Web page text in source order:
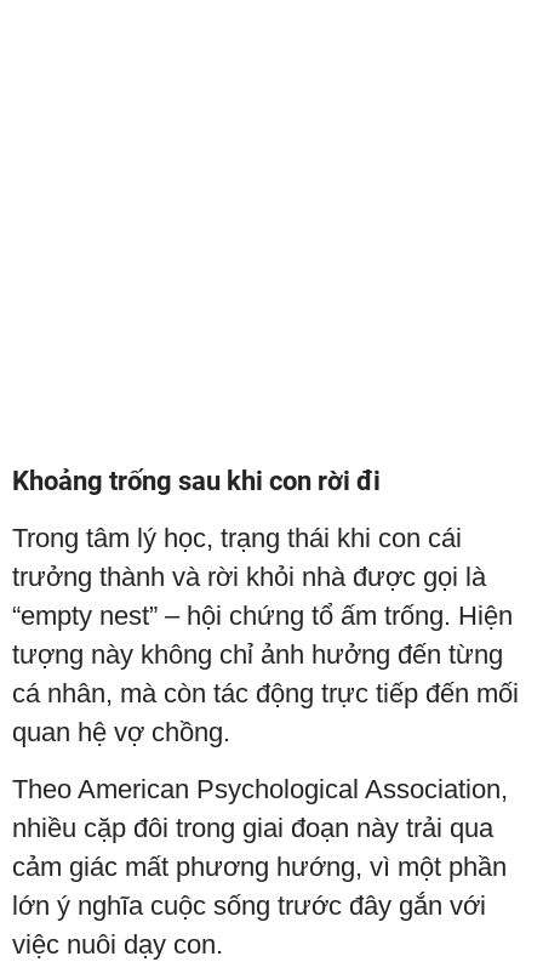
Khoảng trống sau khi con rời đi
Trong tâm lý học, trạng thái khi con cái
trưởng thành và rời khỏi nhà được gọi là
“empty nest” – hội chứng tổ ấm trống. Hiện
tượng này không chỉ ảnh hưởng đến từng
cá nhân, mà còn tác động trực tiếp đến mối
quan hệ vợ chồng.
Theo American Psychological Association,
nhiều cặp đôi trong giai đoạn này trải qua
cảm giác mất phương hướng, vì một phần
lớn ý nghĩa cuộc sống trước đây gắn với
việc nuôi dạy con.